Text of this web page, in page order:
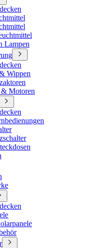
Lampen
Wippen
Motoren